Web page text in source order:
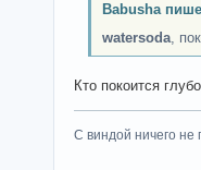
Babusha
watersoda,
Кто покоится
С виндой ничего